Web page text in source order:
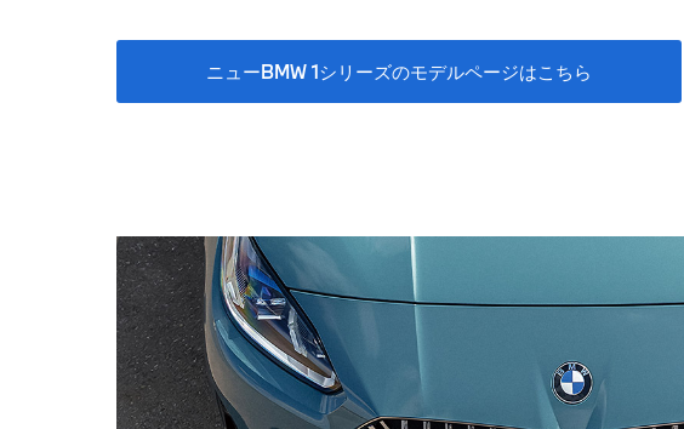
ニューBMW 1シリーズのモデルページはこちら